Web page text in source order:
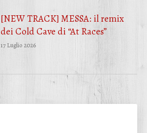
[NEW TRACK] MESSA: il remix
dei Cold Cave di “At Races”
17 Luglio 2026